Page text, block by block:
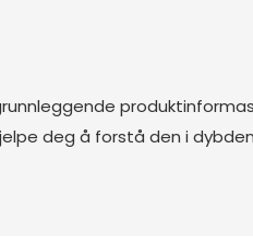
opplevelsen
deg å forstå den i dybden